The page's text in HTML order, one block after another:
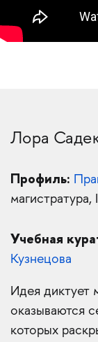
Лора
Профиль:
магистратура,
Учебная
Кузнецова
Идея диктует
оказываются
которых